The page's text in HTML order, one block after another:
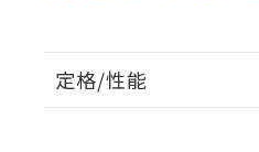
定格/性能